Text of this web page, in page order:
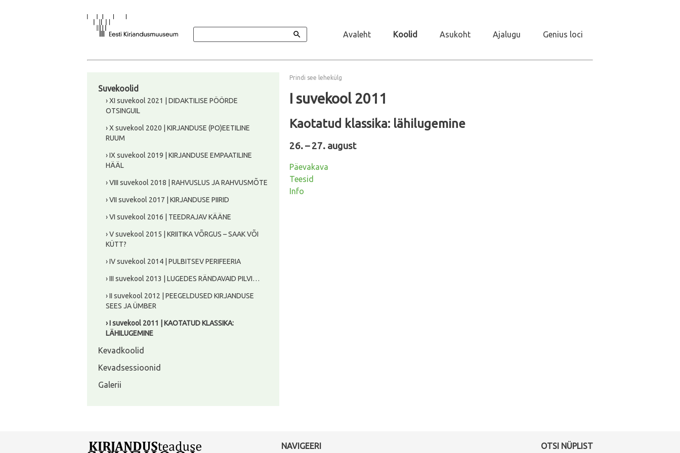
Avaleht Koolid Asukoht Ajalugu Genius loci
Suvekoolid
› XI suvekool 2021 | DIDAKTILISE PÖÖRDE
OTSINGUIL
› X suvekool 2020 | KIRJANDUSE (PO)EETILINE
RUUM
› IX suvekool 2019 | KIRJANDUSE EMPAATILINE
HÄÄL
› VIII suvekool 2018 | RAHVUSLUS JA RAHVUSMÕTE
› VII suvekool 2017 | KIRJANDUSE PIIRID
› VI suvekool 2016 | TEEDRAJAV KÄÄNE
› V suvekool 2015 | KRIITIKA VÕRGUS – SAAK VÕI
KÜTT?
› IV suvekool 2014 | PULBITSEV PERIFEERIA
› III suvekool 2013 | LUGEDES RÄNDAVAID PILVI…
› II suvekool 2012 | PEEGELDUSED KIRJANDUSE
SEES JA ÜMBER
› I suvekool 2011 | KAOTATUD KLASSIKA:
LÄHILUGEMINE
Kevadkoolid
Kevadsessioonid
Galerii
Prindi see lehekülg
I suvekool 2011
Kaotatud klassika: lähilugemine
26. – 27. august
Päevakava
Teesid
Info
NAVIGEERI OTSI NÜPLIST